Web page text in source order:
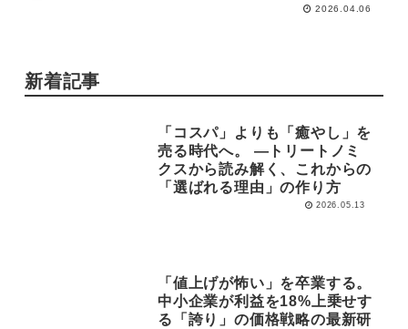
2026.04.06
新着記事
「コスパ」よりも「癒やし」を
売る時代へ。 —トリートノミ
クスから読み解く、これからの
「選ばれる理由」の作り方
2026.05.13
「値上げが怖い」を卒業する。
中小企業が利益を18%上乗せす
る「誇り」の価格戦略の最新研